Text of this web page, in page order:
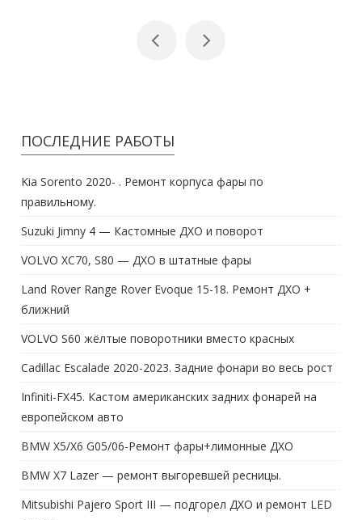
ПОСЛЕДНИЕ РАБОТЫ
Kia Sorento 2020- . Ремонт корпуса фары по
правильному.
Suzuki Jimny 4 — Кастомные ДХО и поворот
VOLVO XC70, S80 — ДХО в штатные фары
Land Rover Range Rover Evoque 15-18. Ремонт ДХО +
ближний
VOLVO S60 жёлтые поворотники вместо красных
Cadillac Escalade 2020-2023. Задние фонари во весь рост
Infiniti-FX45. Кастом американских задних фонарей на
европейском авто
BMW X5/X6 G05/06-Ремонт фары+лимонные ДХО
BMW X7 Lazer — ремонт выгоревшей ресницы.
Mitsubishi Pajero Sport III — подгорел ДХО и ремонт LED